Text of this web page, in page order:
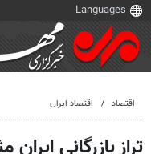
اقتصاد اقتصاد ایران